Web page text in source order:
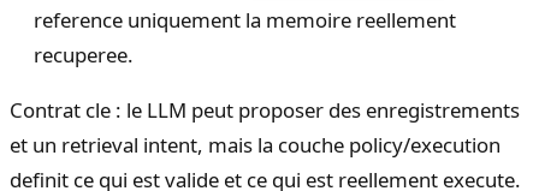
reference uniquement la memoire reellement
recuperee.
Contrat cle : le LLM peut proposer des enregistrements
et un retrieval intent, mais la couche policy/execution
definit ce qui est valide et ce qui est reellement execute.